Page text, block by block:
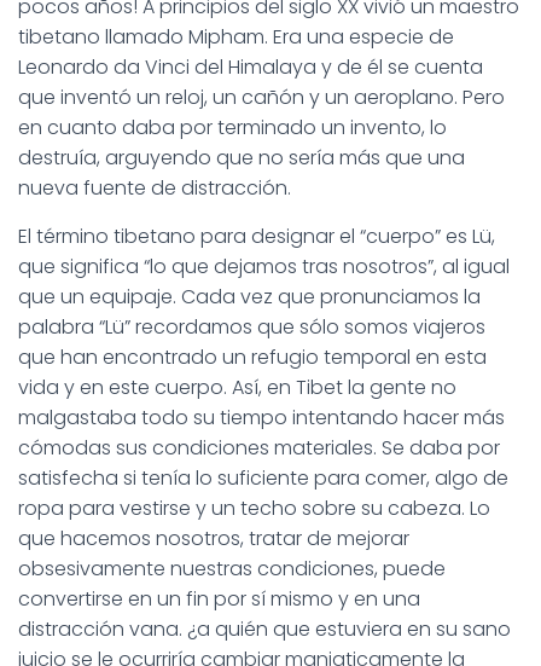
pocos años! A principios del siglo XX vivió un maestro
tibetano llamado Mipham. Era una especie de
Leonardo da Vinci del Himalaya y de él se cuenta
que inventó un reloj, un cañón y un aeroplano. Pero
en cuanto daba por terminado un invento, lo
destruía, arguyendo que no sería más que una
nueva fuente de distracción.
El término tibetano para designar el “cuerpo” es Lü,
que significa “lo que dejamos tras nosotros”, al igual
que un equipaje. Cada vez que pronunciamos la
palabra “Lü” recordamos que sólo somos viajeros
que han encontrado un refugio temporal en esta
vida y en este cuerpo. Así, en Tibet la gente no
malgastaba todo su tiempo intentando hacer más
cómodas sus condiciones materiales. Se daba por
satisfecha si tenía lo suficiente para comer, algo de
ropa para vestirse y un techo sobre su cabeza. Lo
que hacemos nosotros, tratar de mejorar
obsesivamente nuestras condiciones, puede
convertirse en un fin por sí mismo y en una
distracción vana. ¿a quién que estuviera en su sano
juicio se le ocurriría cambiar maniaticamente la